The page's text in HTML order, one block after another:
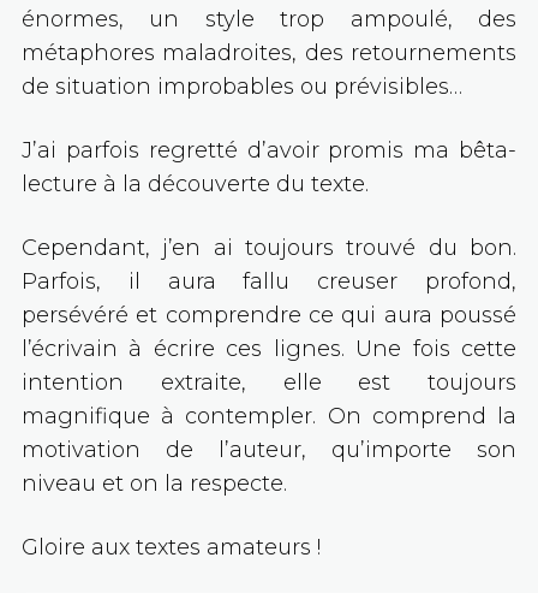
énormes, un style trop ampoulé, des
métaphores maladroites, des retournements
de situation improbables ou prévisibles…
J’ai parfois regretté d’avoir promis ma bêta-
lecture à la découverte du texte.
Cependant, j’en ai toujours trouvé du bon.
Parfois, il aura fallu creuser profond,
persévéré et comprendre ce qui aura poussé
l’écrivain à écrire ces lignes. Une fois cette
intention extraite, elle est toujours
magnifique à contempler. On comprend la
motivation de l’auteur, qu’importe son
niveau et on la respecte.
Gloire aux textes amateurs !